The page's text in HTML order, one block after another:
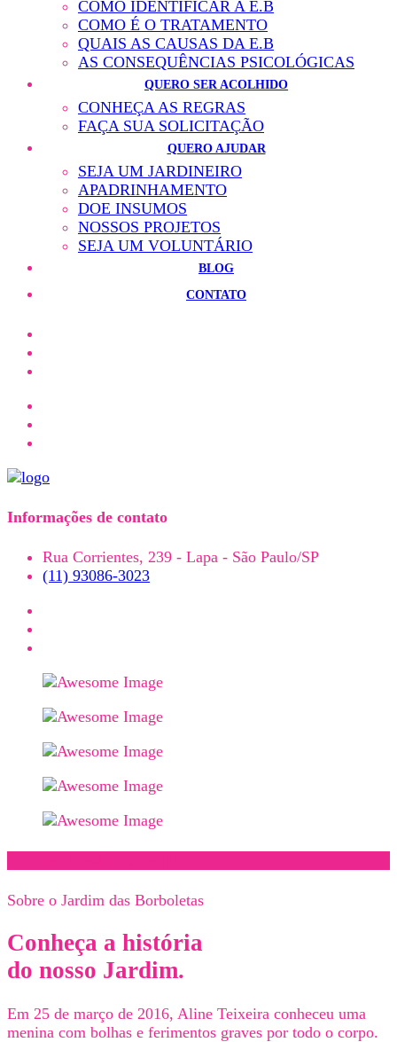
COMO IDENTIFICAR A E.B
COMO É O TRATAMENTO
QUAIS AS CAUSAS DA E.B
AS CONSEQUÊNCIAS PSICOLÓGICAS
QUERO SER ACOLHIDO
CONHEÇA AS REGRAS
FAÇA SUA SOLICITAÇÃO
QUERO AJUDAR
SEJA UM JARDINEIRO
APADRINHAMENTO
DOE INSUMOS
NOSSOS PROJETOS
SEJA UM VOLUNTÁRIO
BLOG
CONTATO
Informações de contato
Rua Corrientes, 239 - Lapa - São Paulo/SP
(11) 93086-3023
Sobre o Jardim das Borboletas
Conheça a história
do nosso Jardim.
Em 25 de março de 2016, Aline Teixeira conheceu uma
menina com bolhas e ferimentos graves por todo o corpo.